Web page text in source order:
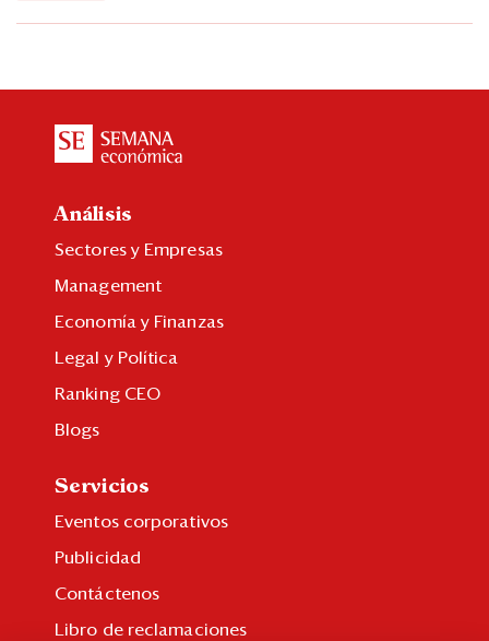
Análisis
Sectores y Empresas
Management
Economía y Finanzas
Legal y Política
Ranking CEO
Blogs
Servicios
Eventos corporativos
Publicidad
Contáctenos
Libro de reclamaciones